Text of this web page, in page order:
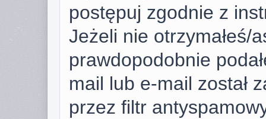
postępuj zgodnie z
Jeżeli nie otrzymałeś/
prawdopodobnie
mail lub e-mail został
przez filtr